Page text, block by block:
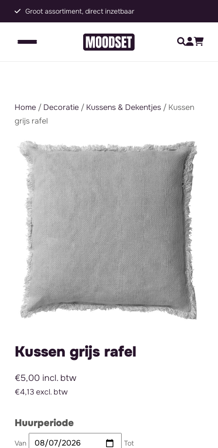
Groot assortiment, direct inzetbaar
Home / Decoratie / Kussens & Dekentjes / Kussen
grijs rafel
Kussen grijs rafel
€5,00 incl. btw
€4,13 excl. btw
Huurperiode
Van Tot